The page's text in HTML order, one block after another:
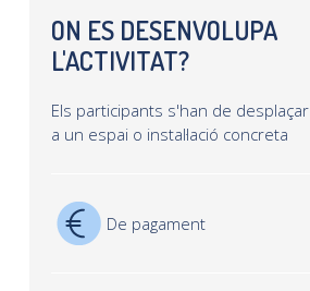
ON ES DESENVOLUPA
L'ACTIVITAT?
Els participants s'han de desplaçar
a un espai o instal·lació concreta
De pagament